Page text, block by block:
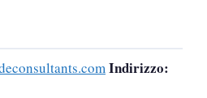
Indirizzo: